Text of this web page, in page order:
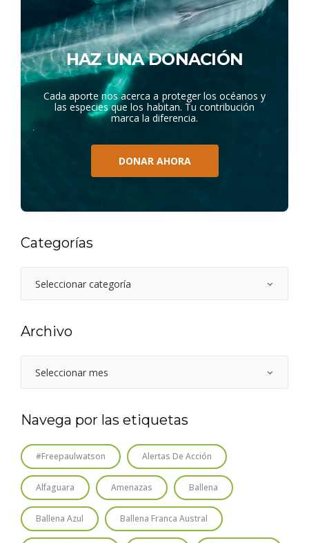
HAZ UNA DONACIÓN
Cada aporte nos acerca a proteger los océanos y
las especies que los habitan. Tu contribución
marca la diferencia.
DONAR AHORA
Categorías
Archivo
Navega por las etiquetas
#freepaulwatson Alertas De Acción
Alfaguara Amenazas Ballena
Ballena Azul Ballena Franca Austral